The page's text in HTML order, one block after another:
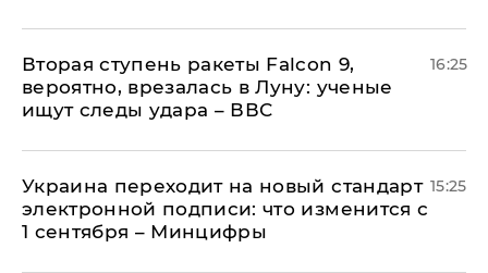
Вторая ступень ракеты Falcon 9,
вероятно, врезалась в Луну: ученые
ищут следы удара – ВВС
16:25
Украина переходит на новый стандарт
электронной подписи: что изменится с
1 сентября – Минцифры
15:25